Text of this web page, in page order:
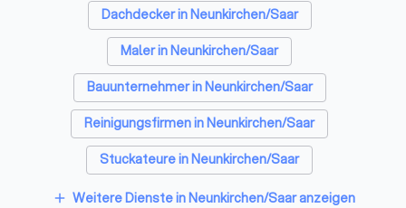
Dachdecker in Neunkirchen/Saar
Maler in Neunkirchen/Saar
Bauunternehmer in Neunkirchen/Saar
Reinigungsfirmen in Neunkirchen/Saar
Stuckateure in Neunkirchen/Saar
Spezialisten für Dämmung in Neunkirchen/Saar
add Weitere Dienste in Neunkirchen/Saar anzeigen